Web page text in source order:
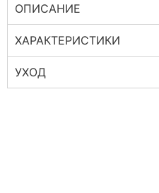
ОПИСАНИЕ
ХАРАКТЕРИСТИКИ
УХОД